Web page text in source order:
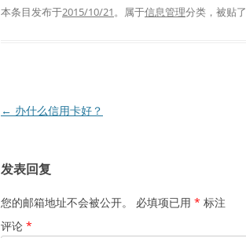
本条目发布于2015/10/21。属于信息管理分类，被贴了
文
航
← 办什么信用卡好？
发表回复
您的邮箱地址不会被公开。 必填项已用 * 标注
评论 *